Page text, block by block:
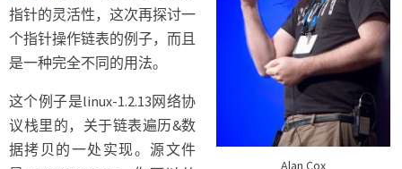
Alan Cox
指针的灵活性，这次再探讨一
个指针操作链表的例子，而且
是一种完全不同的用法。
这个例子是linux-1.2.13网络协
议栈里的，关于链表遍历&数
据拷贝的一处实现。源文件